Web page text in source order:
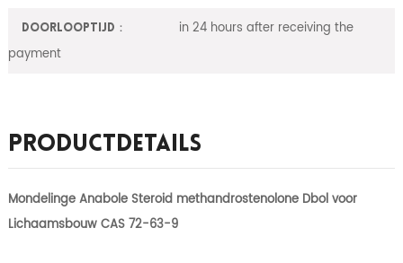
Doorlooptijd：
in 24 hours after receiving the
payment
Productdetails
Mondelinge Anabole Steroid methandrostenolone Dbol voor
Lichaamsbouw CAS 72-63-9